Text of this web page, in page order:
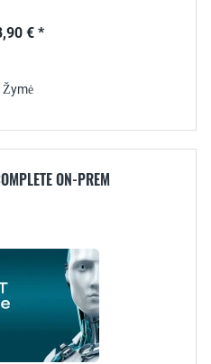
€ *
Žymė
ON-PREM